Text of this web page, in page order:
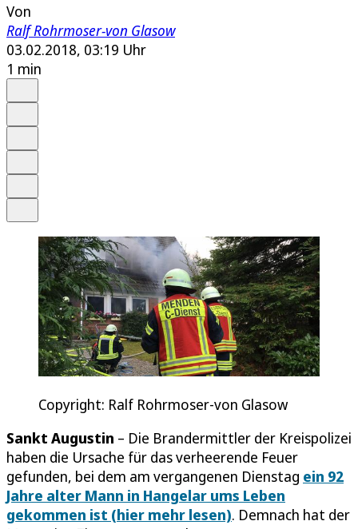
Von
Ralf Rohrmoser-von Glasow
03.02.2018, 03:19 Uhr
1 min
Copyright: Ralf Rohrmoser-von Glasow
Sankt Augustin – Die Brandermittler der Kreispolizei
haben die Ursache für das verheerende Feuer
gefunden, bei dem am vergangenen Dienstag ein 92
Jahre alter Mann in Hangelar ums Leben
gekommen ist (hier mehr lesen). Demnach hat der